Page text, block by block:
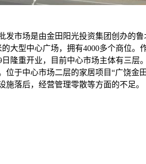
市场是由金田阳光投资集团创办的
大型中心广场，拥有4000多个商位
隆重开业，目前中心市场主体有三
于中心市场二层的家居项目“广饶金
施落后，经营管理零散等方面的不足。